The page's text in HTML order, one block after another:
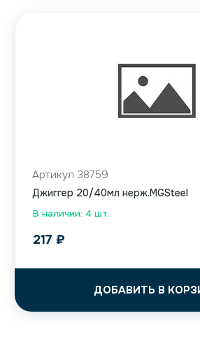
В наличии: 4 шт.
Артикул 38759
Джиггер 20/40мл нерж.MGSteel
217 ₽
ДОБАВИТЬ В